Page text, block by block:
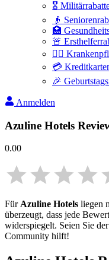
🎖️
👴
🏥
🚨
👩‍⚕️
💳
🎉
Anmelden
Azuline Hotels
0.00
FürAzuline Hotels liegen
überzeugt, dass jede
widerspiegelt. Seien Sie
Community hilft!